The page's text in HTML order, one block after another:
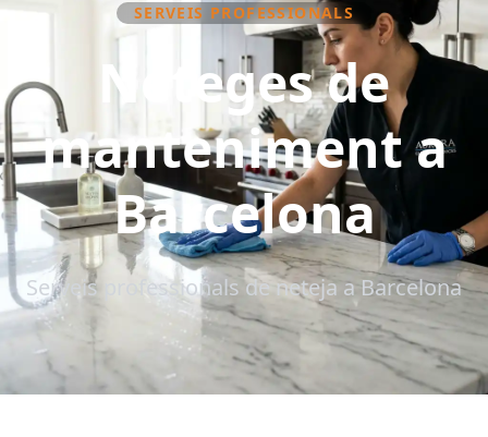
SERVEIS PROFESSIONALS
Neteges de
manteniment a
Barcelona
Serveis professionals de neteja a Barcelona